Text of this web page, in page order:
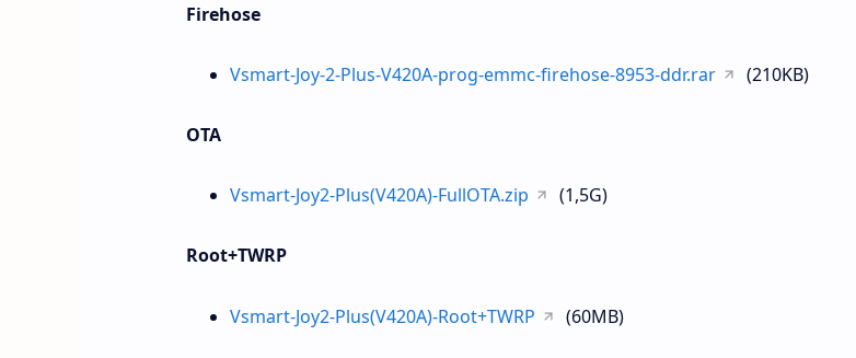
Firehose
Vsmart-Joy-2-Plus-V420A-prog-emmc-firehose-8953-ddr.rar (210KB)
OTA
Vsmart-Joy2-Plus(V420A)-FullOTA.zip (1,5G)
Root+TWRP
Vsmart-Joy2-Plus(V420A)-Root+TWRP (60MB)